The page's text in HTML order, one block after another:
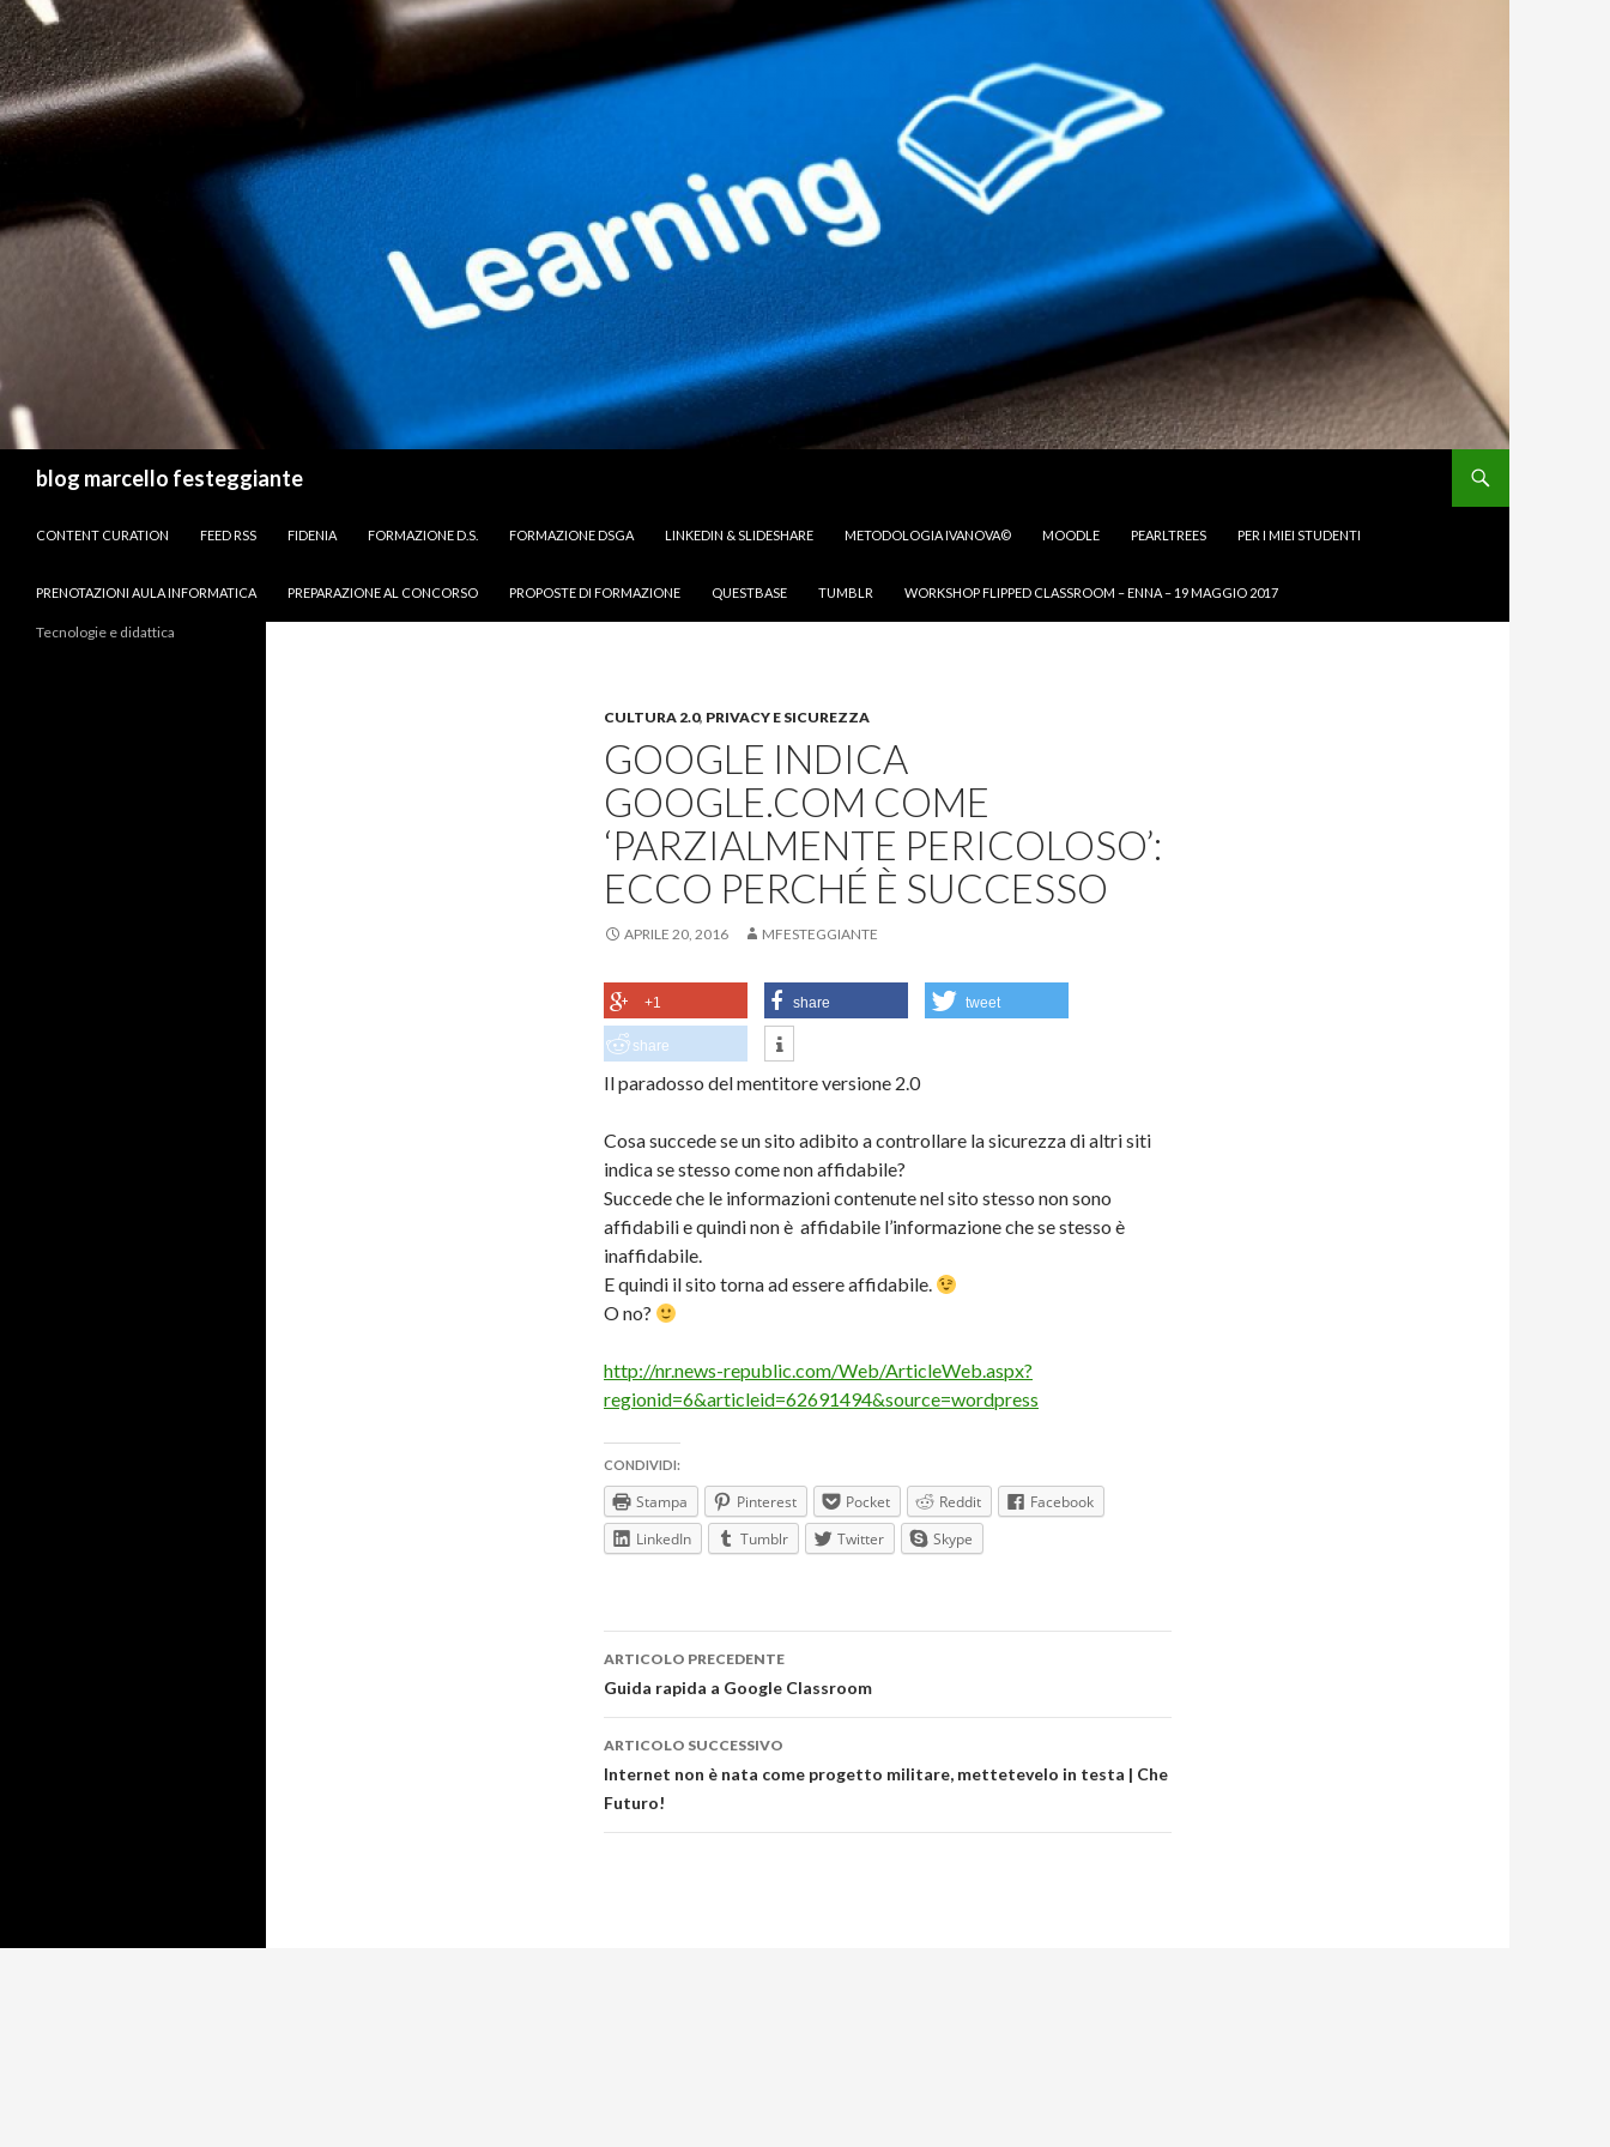
blog marcello festeggiante
CONTENT CURATION
FEED RSS FIDENIA FORMAZIONE D.S. FORMAZIONE DSGA LINKEDIN & SLIDESHARE METODOLOGIA IVANOVA© MOODLE PEARLTREES PER I MIEI STUDENTI
PRENOTAZIONI AULA INFORMATICA PREPARAZIONE AL CONCORSO PROPOSTE DI FORMAZIONE QUESTBASE TUMBLR WORKSHOP FLIPPED CLASSROOM – ENNA – 19 MAGGIO 2017
CULTURA 2.0, PRIVACY E SICUREZZA
GOOGLE INDICA
GOOGLE.COM COME
‘PARZIALMENTE PERICOLOSO’:
ECCO PERCHÉ È SUCCESSO
APRILE 20, 2016 MFESTEGGIANTE
+1 share tweet
share
Il paradosso del mentitore versione 2.0
Cosa succede se un sito adibito a controllare la sicurezza di altri siti
indica se stesso come non affidabile?
Succede che le informazioni contenute nel sito stesso non sono
affidabili e quindi non è affidabile l’informazione che se stesso è
inaffidabile.
E quindi il sito torna ad essere affidabile.
O no?
http://nr.news-republic.com/Web/ArticleWeb.aspx?
regionid=6&articleid=62691494&source=wordpress
CONDIVIDI:
Stampa Pinterest Pocket Reddit
Facebook
LinkedIn
Tumblr Twitter Skype
Navigazione
articolo
ARTICOLO PRECEDENTE
Guida rapida a Google Classroom
ARTICOLO SUCCESSIVO
Internet non è nata come progetto militare, mettetevelo in testa | Che
Futuro!
Tecnologie e didattica